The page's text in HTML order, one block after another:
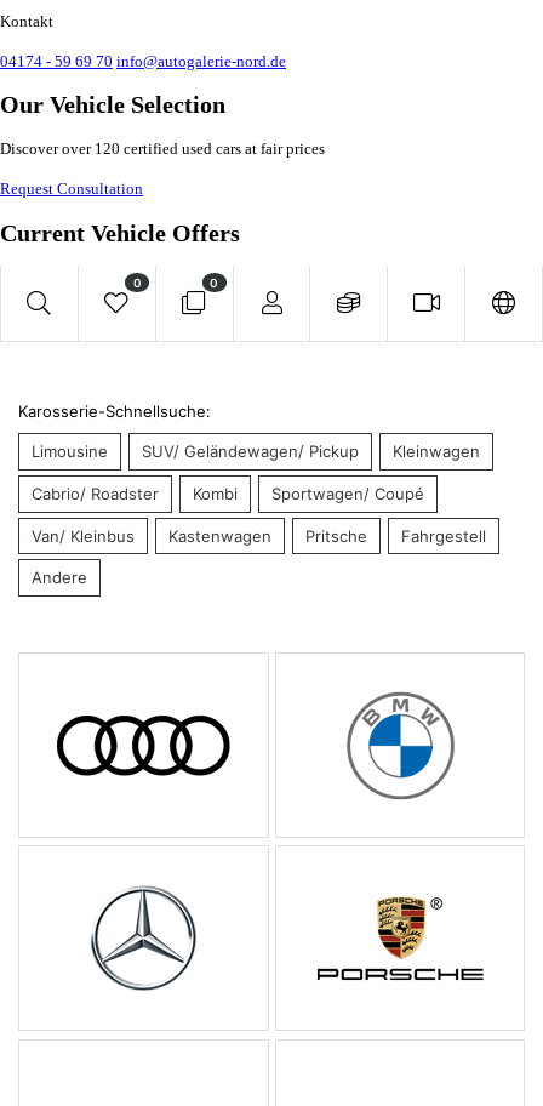
Kontakt
04174 - 59 69 70 info@autogalerie-nord.de
Our Vehicle Selection
Discover over 120 certified used cars at fair prices
Request Consultation
Current Vehicle Offers
0 0
Karosserie-Schnellsuche:
Limousine SUV/ Geländewagen/ Pickup Kleinwagen
Cabrio/ Roadster Kombi Sportwagen/ Coupé
Van/ Kleinbus Kastenwagen Pritsche Fahrgestell
Andere